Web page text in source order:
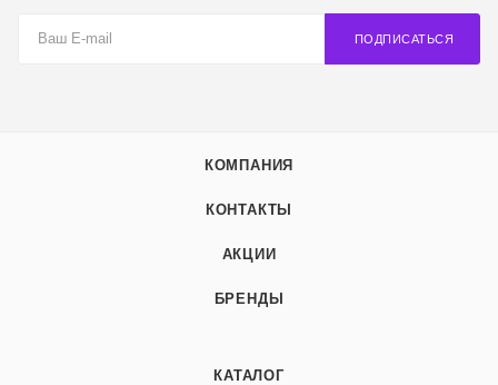
ПОДПИСАТЬСЯ
КОМПАНИЯ
КОНТАКТЫ
АКЦИИ
БРЕНДЫ
КАТАЛОГ